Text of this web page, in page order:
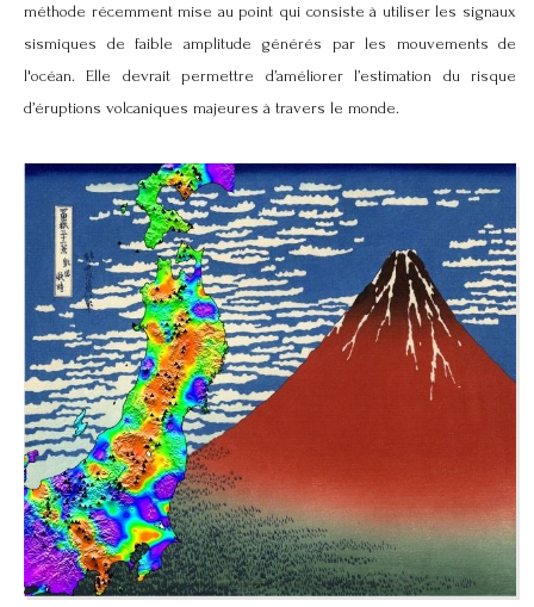
méthode récemment mise au point qui consiste à utiliser les signaux
sismiques de faible amplitude générés par les mouvements de
l'océan. Elle devrait permettre d’améliorer l’estimation du risque
d’éruptions volcaniques majeures à travers le monde.